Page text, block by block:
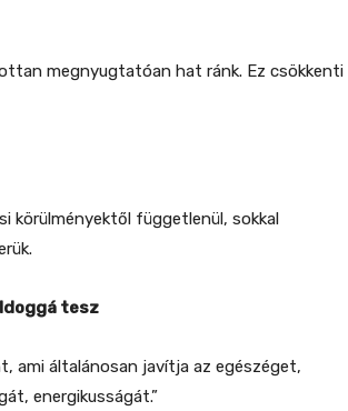
megnyugtatóan hat ránk. Ez csökkenti
körülményektől függetlenül, sokkal
tesz
ami általánosan javítja az egészéget,
energikusságát.”